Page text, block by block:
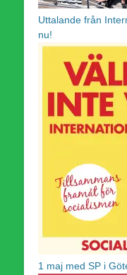
Uttalande från
nu!
1 maj med SP i